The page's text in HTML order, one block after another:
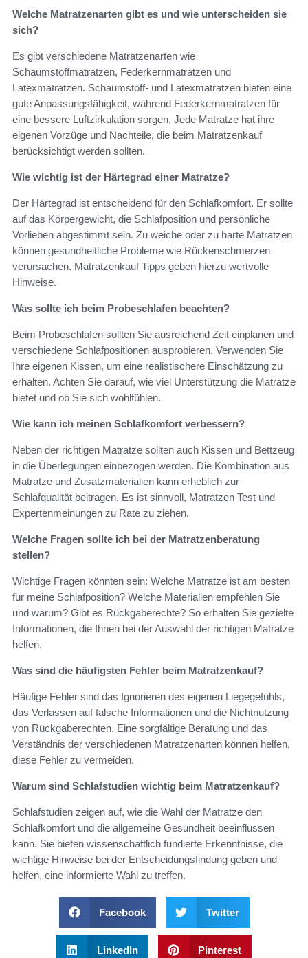
Welche Matratzenarten gibt es und wie unterscheiden sie
sich?
Es gibt verschiedene Matratzenarten wie
Schaumstoffmatratzen, Federkernmatratzen und
Latexmatratzen. Schaumstoff- und Latexmatratzen bieten eine
gute Anpassungsfähigkeit, während Federkernmatratzen für
eine bessere Luftzirkulation sorgen. Jede Matratze hat ihre
eigenen Vorzüge und Nachteile, die beim Matratzenkauf
berücksichtigt werden sollten.
Wie wichtig ist der Härtegrad einer Matratze?
Der Härtegrad ist entscheidend für den Schlafkomfort. Er sollte
auf das Körpergewicht, die Schlafposition und persönliche
Vorlieben abgestimmt sein. Zu weiche oder zu harte Matratzen
können gesundheitliche Probleme wie Rückenschmerzen
verursachen. Matratzenkauf Tipps geben hierzu wertvolle
Hinweise.
Was sollte ich beim Probeschlafen beachten?
Beim Probeschlafen sollten Sie ausreichend Zeit einplanen und
verschiedene Schlafpositionen ausprobieren. Verwenden Sie
Ihre eigenen Kissen, um eine realistischere Einschätzung zu
erhalten. Achten Sie darauf, wie viel Unterstützung die Matratze
bietet und ob Sie sich wohlfühlen.
Wie kann ich meinen Schlafkomfort verbessern?
Neben der richtigen Matratze sollten auch Kissen und Bettzeug
in die Überlegungen einbezogen werden. Die Kombination aus
Matratze und Zusatzmaterialien kann erheblich zur
Schlafqualität beitragen. Es ist sinnvoll, Matratzen Test und
Expertenmeinungen zu Rate zu ziehen.
Welche Fragen sollte ich bei der Matratzenberatung
stellen?
Wichtige Fragen könnten sein: Welche Matratze ist am besten
für meine Schlafposition? Welche Materialien empfehlen Sie
und warum? Gibt es Rückgaberechte? So erhalten Sie gezielte
Informationen, die Ihnen bei der Auswahl der richtigen Matratze
helfen.
Was sind die häufigsten Fehler beim Matratzenkauf?
Häufige Fehler sind das Ignorieren des eigenen Liegegefühls,
das Verlassen auf falsche Informationen und die Nichtnutzung
von Rückgaberechten. Eine sorgfältige Beratung und das
Verständnis der verschiedenen Matratzenarten können helfen,
diese Fehler zu vermeiden.
Warum sind Schlafstudien wichtig beim Matratzenkauf?
Schlafstudien zeigen auf, wie die Wahl der Matratze den
Schlafkomfort und die allgemeine Gesundheit beeinflussen
kann. Sie bieten wissenschaftlich fundierte Erkenntnisse, die
wichtige Hinweise bei der Entscheidungsfindung geben und
helfen, eine informierte Wahl zu treffen.
Facebook Twitter
LinkedIn Pinterest